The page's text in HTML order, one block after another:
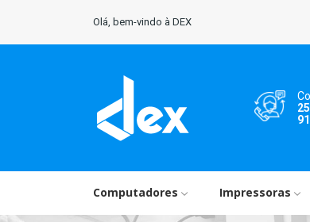
Olá, bem-vindo à DEX
Computadores Impressoras